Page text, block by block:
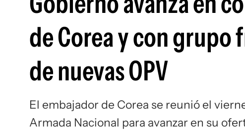
de Corea y con grupo
de nuevas OPV
El embajador de Corea se reunió el
Armada Nacional para avanzar en su